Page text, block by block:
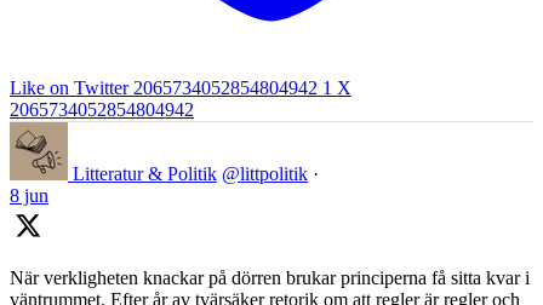
Like on Twitter 2065734052854804942 1 X
2065734052854804942
Litteratur & Politik @littpolitik ·
8 jun
När verkligheten knackar på dörren brukar principerna få sitta kvar i
väntrummet. Efter år av tvärsäker retorik om att regler är regler och